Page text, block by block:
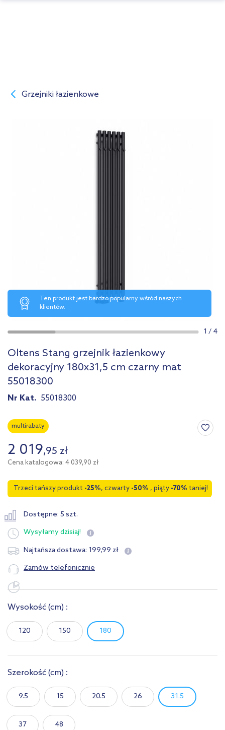
Grzejniki łazienkowe
Ten produkt jest bardzo popularny wśród naszych
klientów.
1 / 4
Oltens Stang grzejnik łazienkowy
dekoracyjny 180x31,5 cm czarny mat
55018300
Nr Kat. 55018300
multirabaty
2 019,95 zł
Cena katalogowa: 4 039,90 zł
Trzeci tańszy produkt -25%, czwarty -50% , piąty -70% taniej!
Dostępne: 5 szt.
Wysyłamydzisiaj!
Najtańsza dostawa: 199,99 zł
Zamów telefonicznie
Wysokość (cm) :
120 150 180
Szerokość (cm) :
9.5 15 20.5 26 31.5
37 48